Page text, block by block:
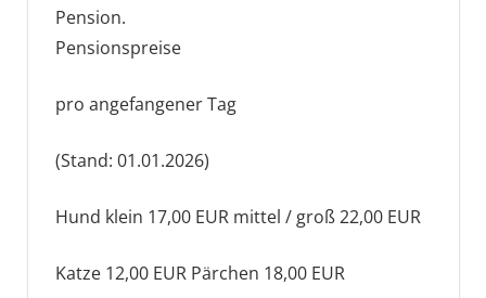
Pension.
Pensionspreise
pro angefangener Tag
(Stand: 01.01.2026)
Hund klein 17,00 EUR mittel / groß 22,00 EUR
Katze 12,00 EUR Pärchen 18,00 EUR